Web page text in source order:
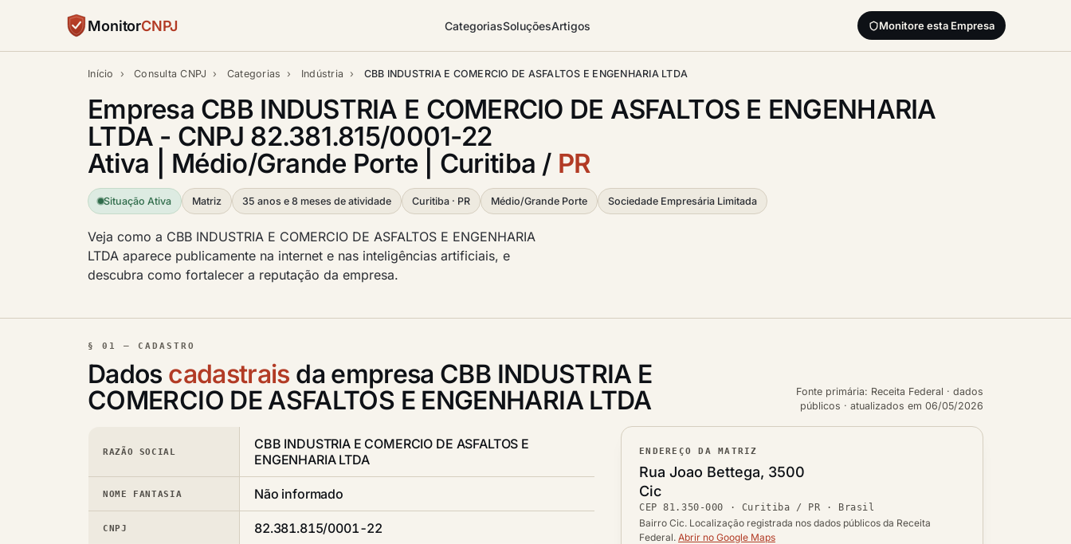
MonitorCNPJ CategoriasSoluçõesArtigos Monitore esta Empresa
Início › Consulta CNPJ › Categorias › Indústria › CBB INDUSTRIA E COMERCIO DE ASFALTOS E ENGENHARIA LTDA
Empresa CBB INDUSTRIA E COMERCIO DE ASFALTOS E ENGENHARIA
LTDA - CNPJ 82.381.815/0001-22
Ativa | Médio/Grande Porte | Curitiba / PR
Situação Ativa Matriz 35 anos e 8 meses de atividade Curitiba · PR Médio/Grande Porte Sociedade Empresária Limitada
Veja como a CBB INDUSTRIA E COMERCIO DE ASFALTOS E ENGENHARIA
LTDA aparece publicamente na internet e nas inteligências artificiais, e
descubra como fortalecer a reputação da empresa.
§ 01 — CADASTRO
Dados cadastrais da empresa CBB INDUSTRIA E
COMERCIO DE ASFALTOS E ENGENHARIA LTDA
Fonte primária: Receita Federal · dados
públicos · atualizados em 06/05/2026
RAZÃO SOCIAL
CBB INDUSTRIA E COMERCIO DE ASFALTOS E
ENGENHARIA LTDA
NOME FANTASIA Não informado
CNPJ 82.381.815/0001-22
ENDEREÇO DA MATRIZ
Logradouro
Rua Joao Bettega, 3500
Bairro
Cic
CEP
CEP81.350-000 ·
Cidade / UF
Curitiba / PR · Brasil
Bairro Cic. Localização registrada nos dados públicos da Receita
Federal. Abrir no Google Maps